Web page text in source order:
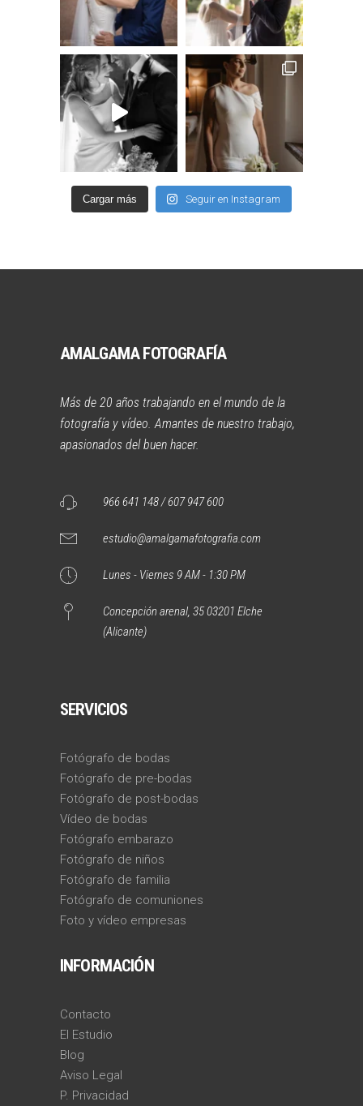
Cargar más Seguir en Instagram
AMALGAMA FOTOGRAFÍA
Más de 20 años trabajando en el mundo de la
fotografía y vídeo. Amantes de nuestro trabajo,
apasionados del buen hacer.
966 641 148 / 607 947 600
estudio@amalgamafotografia.com
Lunes - Viernes 9 AM - 1:30 PM
Concepción arenal, 35 03201 Elche
(Alicante)
SERVICIOS
Fotógrafo de bodas
Fotógrafo de pre-bodas
Fotógrafo de post-bodas
Vídeo de bodas
Fotógrafo embarazo
Fotógrafo de niños
Fotógrafo de familia
Fotógrafo de comuniones
Foto y vídeo empresas
INFORMACIÓN
Contacto
El Estudio
Blog
Aviso Legal
P. Privacidad